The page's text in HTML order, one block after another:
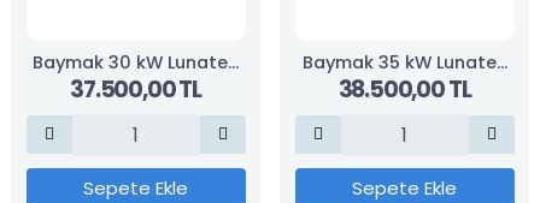
Baymak 30 kW Lunatec
Tam Yoğuşmalı Kombi
37.500,00 TL
Sepete Ekle
Baymak 35 kW Lunatec
Tam Yoğuşmalı Kombi
38.500,00 TL
Sepete Ekle